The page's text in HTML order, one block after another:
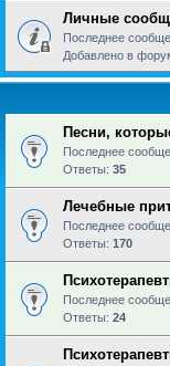
Личные
Последнее
Добавлено в
Песни,
Последнее
Ответы: 35
Лечебные
Последнее
Ответы: 170
Последнее
Ответы: 24